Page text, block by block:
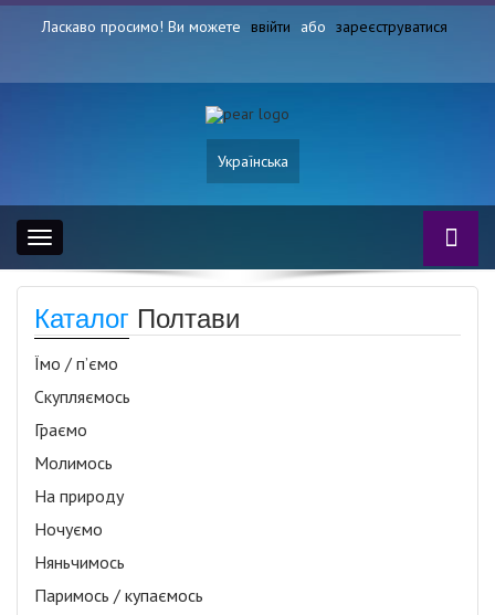
Ласкаво просимо! Ви можете ввійти або зареєструватися
Українська
Toggle
navigation
Каталог Полтави
Їмо / п’ємо
Скупляємось
Граємо
Молимось
На природу
Ночуємо
Няньчимось
Паримось / купаємось